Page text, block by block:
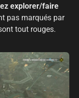
explorer/faire
pas marqués par
tout rouges.